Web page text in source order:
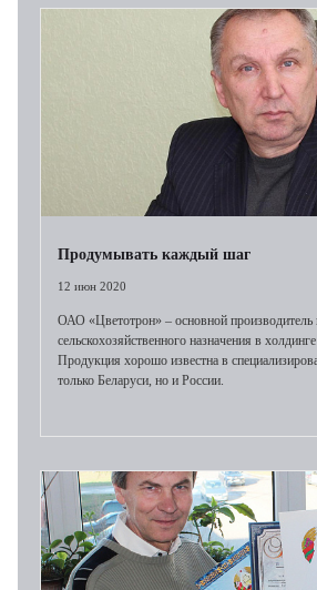
Продумывать каждый шаг
12 июн 2020
ОАО «Цветотрон» – основной производитель
сельскохозяйственного назначения в
Продукция хорошо известна в
только Беларуси, но и России.